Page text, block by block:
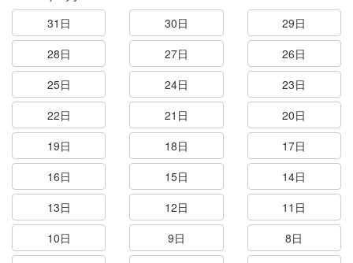
31日 30日
29日
28日
27日
26日
25日
24日
23日
22日
21日
20日
19日
18日
17日
16日
15日
14日
13日
12日
11日
10日
9日
8日